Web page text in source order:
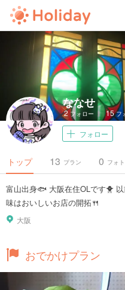
ななせ
2フォロー 15フ
フォロー
トップ プラン
13 フォ
0
富山出身🐟 大阪在住OLです🐥
味はおいしいお店の開拓🍴
大阪
おでかけプラン